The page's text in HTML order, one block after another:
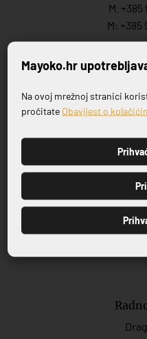
M. +385
M: +385
M:
M.:+385
Prodajno
Ćirila i
Prijavite se
Mayoko.hr
Na ovoj mrežnoj stranici
pročitate Obavijest o